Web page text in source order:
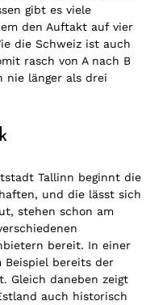
gibt es viele
den Auftakt auf vier
die Schweiz ist auch
rasch von A nach B
nie länger als drei
Tallinn beginnt die
und die lässt sich
stehen schon am
bereit. In einer
bereits der
Gleich daneben zeigt
auch historisch